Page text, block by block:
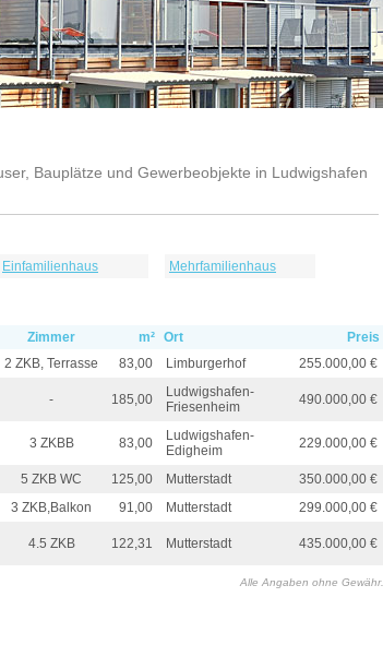
Bauplätze und Gewerbeobjekte in Ludwigshafen
Einfamilienhaus
Mehrfamilienhaus
Zimmer m² Ort
Preis
2 ZKB, Terrasse 83,00 Limburgerhof
255.000,00 €
- 185,00
Ludwigshafen-
Friesenheim
490.000,00 €
3 ZKBB 83,00
Ludwigshafen-
Edigheim
229.000,00 €
5 ZKB WC 125,00 Mutterstadt
350.000,00 €
3 ZKB,Balkon 91,00 Mutterstadt
299.000,00 €
4.5 ZKB 122,31 Mutterstadt 435.000,00 €
Alle Angaben ohne Gewähr.